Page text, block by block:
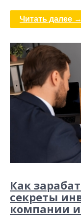
Читать далее →
Как
секреты
компании